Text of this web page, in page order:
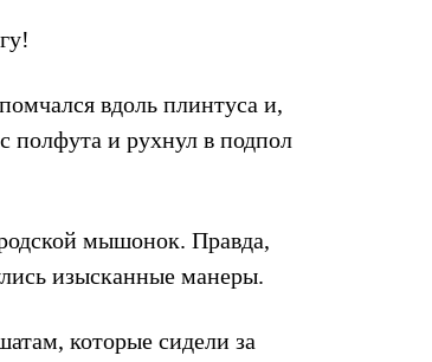
вдоль плинтуса и,
полфута и рухнул в подпол
мышонок. Правда,
изысканные манеры.
которые сидели за